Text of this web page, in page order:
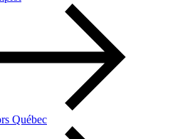
Québec